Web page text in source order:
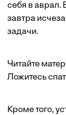
себя в аврал.
завтра
задачи.
Читайте
Ложитесь
Кроме того,